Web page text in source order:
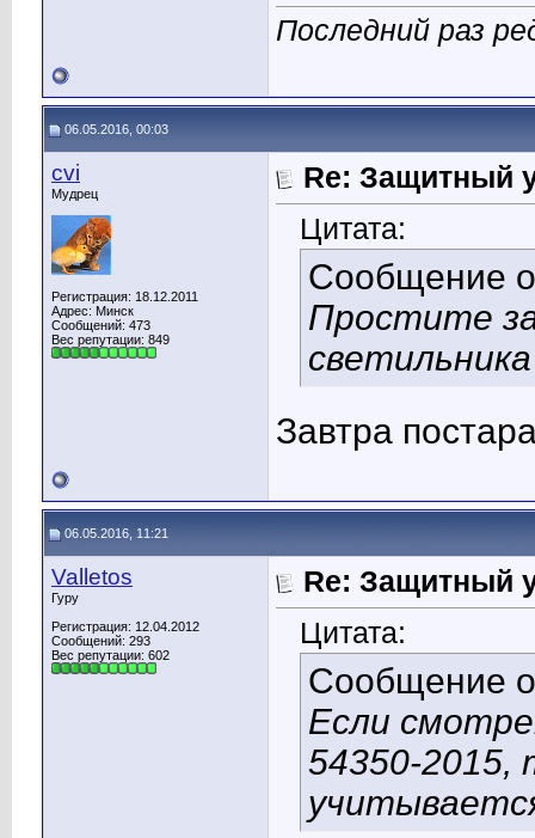
Последний раз
06.05.2016, 00:03
cvi
Мудрец
Регистрация: 18.12.2011
Адрес: Минск
Сообщений: 473
Вес репутации: 849
Re: Защитный
Цитата:
Сообщение
Простите
Завтра
06.05.2016, 11:21
Valletos
Гуру
Регистрация: 12.04.2012
Сообщений: 293
Вес репутации: 602
Re: Защитный
Цитата:
Сообщение
Если
54350-